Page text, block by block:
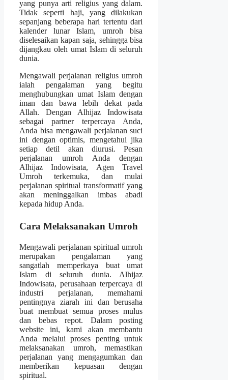
yang punya arti religius yang dalam.
Tidak seperti haji, yang dilakukan
sepanjang beberapa hari tertentu dari
kalender lunar Islam, umroh bisa
diselesaikan kapan saja, sehingga bisa
dijangkau oleh umat Islam di seluruh
dunia.
Mengawali perjalanan religius umroh
ialah pengalaman yang begitu
menghubungkan umat Islam dengan
iman dan bawa lebih dekat pada
Allah. Dengan Alhijaz Indowisata
sebagai partner terpercaya Anda,
Anda bisa mengawali perjalanan suci
ini dengan optimis, mengetahui jika
setiap detil akan diurusi. Pesan
perjalanan umroh Anda dengan
Alhijaz Indowisata, Agen Travel
Umroh terkemuka, dan mulai
perjalanan spiritual transformatif yang
akan meninggalkan imbas abadi
kepada hidup Anda.
Cara Melaksanakan Umroh
Mengawali perjalanan spiritual umroh
merupakan pengalaman yang
sangatlah memperkaya buat umat
Islam di seluruh dunia. Alhijaz
Indowisata, perusahaan terpercaya di
industri perjalanan, memahami
pentingnya ziarah ini dan berusaha
buat membuat semua proses mulus
dan bebas repot. Dalam posting
website ini, kami akan membantu
Anda melalui proses penting untuk
melaksanakan umroh, memastikan
perjalanan yang mengagumkan dan
memberikan kepuasan dengan
spiritual.